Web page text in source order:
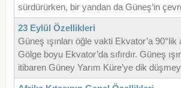
sürdürürken, bir yandan da Güneş’in
23 Eylül Özellikleri
Güneş ışınları öğle vakti Ekvator’a 90°lik
Gölge boyu Ekvator’da sıfırdır. Güneş
itibaren Güney Yarım Küre’ye dik